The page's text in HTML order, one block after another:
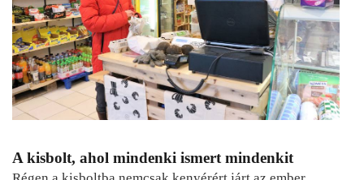
A kisbolt, ahol mindenki ismert mindenkit